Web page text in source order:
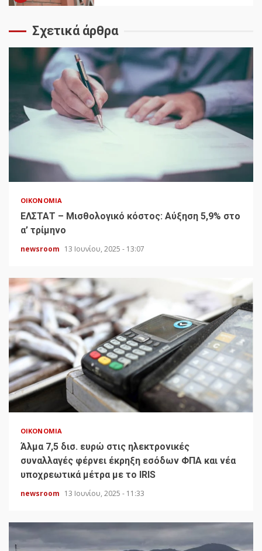
Σχετικά άρθρα
ΟΙΚΟΝΟΜΊΑ
ΕΛΣΤΑΤ – Μισθολογικό κόστος: Αύξηση 5,9% στο
α’ τρίμηνο
newsroom 13 Ιουνίου, 2025 - 13:07
ΟΙΚΟΝΟΜΊΑ
Άλμα 7,5 δισ. ευρώ στις ηλεκτρονικές
συναλλαγές φέρνει έκρηξη εσόδων ΦΠΑ και νέα
υποχρεωτικά μέτρα με το IRIS
newsroom 13 Ιουνίου, 2025 - 11:33